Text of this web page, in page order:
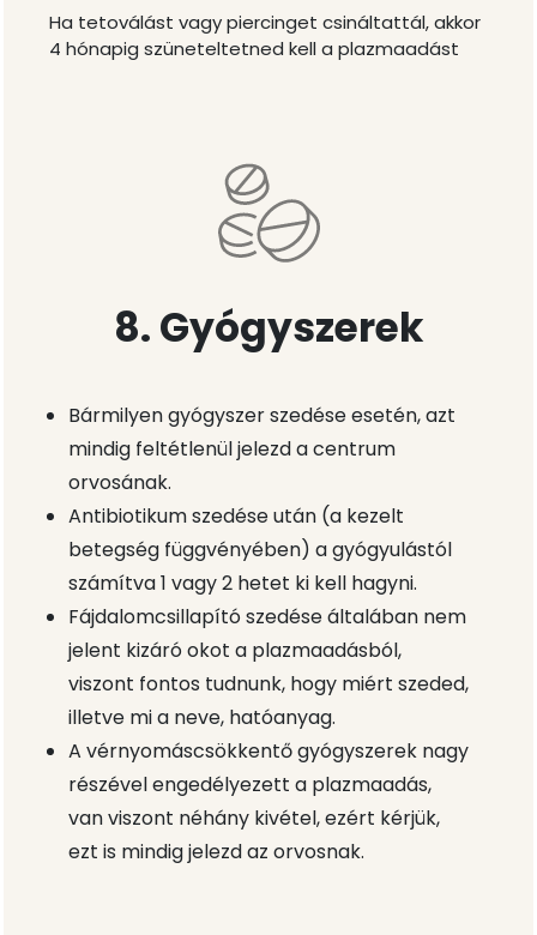
Ha tetoválást vagy piercinget csináltattál, akkor
4 hónapig szüneteltetned kell a plazmaadást
8. Gyógyszerek
Bármilyen gyógyszer szedése esetén, azt
mindig feltétlenül jelezd a centrum
orvosának.
Antibiotikum szedése után (a kezelt
betegség függvényében) a gyógyulástól
számítva 1 vagy 2 hetet ki kell hagyni.
Fájdalomcsillapító szedése általában nem
jelent kizáró okot a plazmaadásból,
viszont fontos tudnunk, hogy miért szeded,
illetve mi a neve, hatóanyag.
A vérnyomáscsökkentő gyógyszerek nagy
részével engedélyezett a plazmaadás,
van viszont néhány kivétel, ezért kérjük,
ezt is mindig jelezd az orvosnak.